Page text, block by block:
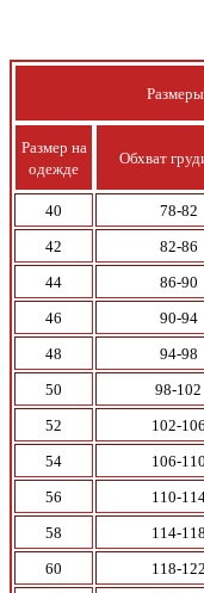
Размер на
одежде
Обхват
40 78-82
42
82-86
44
86-90
46
90-94
48
94-98
50
98-102
52
102-106
54
106-110
56
110-
58
114-118
60
118-122